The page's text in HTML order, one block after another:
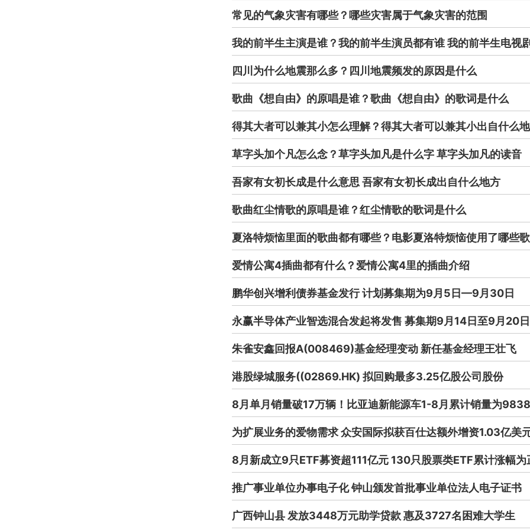
常见的气象灾害有哪些？哪些灾害属于气象灾害的范围
我的前半生主演是谁？我的前半生演员都有谁 我的前半生电视
四川为什么地震那么多？四川地震频发的原因是什么
歌曲《想自由》的原唱是谁？歌曲《想自由》的歌词是什么
得其大者可以兼其小怎么理解？得其大者可以兼其小出自什么
草字头加个凡怎么念？草字头加凡是什么字 草字头加凡的读音
吾家有女初长成是什么意思 吾家有女初长成出自什么地方
歌曲红尘情歌的原唱是谁？红尘情歌的歌词是什么
夏洛特烦恼里面的歌曲都有哪些？电影夏洛特烦恼使用了哪些
爱情公寓4插曲都有什么？爱情公寓4里的插曲介绍
鹏华创兴增利债券基金发行 计划募集期为9月5日—9月30日
永赢半导体产业智选混合发起将发售 募集期9月14日至9月20日
朱雀安鑫回报A(008469)基金经理变动 新任基金经理王壮飞
港股绿城服务((02869.HK) 拟回购最多3.25亿股公司股份
8月单月销量破17万辆！比亚迪新能源车1-8月累计销量为
为扩展业务的爱物需求 众安国际拟获百仕达额外增资1.03亿美
8月新成立9只ETF募资超111亿元 130只股票类ETF累计涨幅为
推广事业单位办事电子化 钟山颁发首批事业单位法人电子证书
广西钟山县 发放3448万元助学贷款 惠及3727名困难大学生